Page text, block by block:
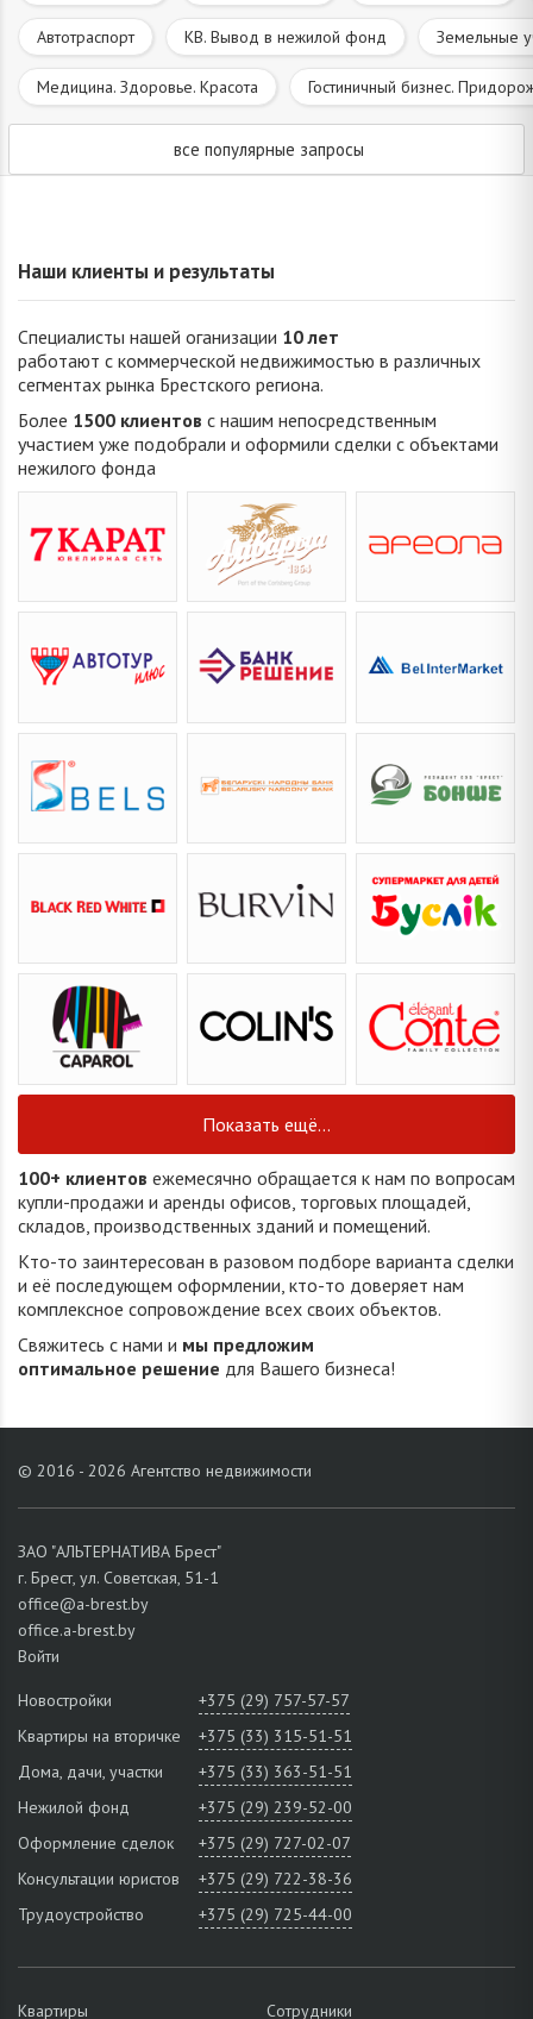
Автотраспорт КВ. Вывод в нежилой фонд Земельные
Медицина. Здоровье. Красота Гостиничный бизнес.
все популярные запросы
Наши клиенты и результаты
Специалисты нашей оганизации 10 лет
работают с коммерческой недвижимостью в различных
сегментах рынка Брестского региона.
Более 1500 клиентов с нашим непосредственным
участием уже подобрали и оформили сделки с объектами
нежилого фонда
Показать ещё...
100+ клиентов ежемесячно обращается к нам по вопросам
купли-продажи и аренды офисов, торговых площадей,
складов, производственных зданий и помещений.
Кто-то заинтересован в разовом подборе варианта сделки
и её последующем оформлении, кто-то доверяет нам
комплексное сопровождение всех своих объектов.
Свяжитесь с нами и мы предложим
оптимальное решение для Вашего бизнеса!
© 2016 - 2026 Агентство недвижимости
ЗАО "АЛЬТЕРНАТИВА Брест"
г. Брест, ул. Советская, 51-1
office@a-brest.by
office.a-brest.by
Войти
Новостройки
+375 (29) 757-57-57
Квартиры на вторичке
+375 (33) 315-51-51
Дома, дачи, участки
+375 (33) 363-51-51
Нежилой фонд
+375 (29) 239-52-00
Оформление сделок
+375 (29) 727-02-07
Консультации юристов
+375 (29) 722-38-36
Трудоустройство
+375 (29) 725-44-00
Квартиры Сотрудники